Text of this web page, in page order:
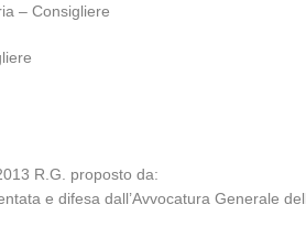
– Consigliere
R.G. proposto da:
e difesa dall’Avvocatura Generale